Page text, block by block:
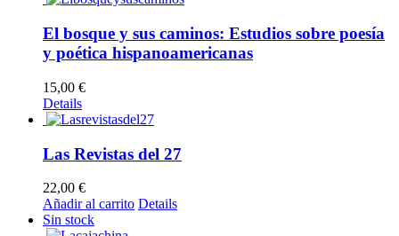
El bosque y sus caminos: Estudios sobre poesía
y poética hispanoamericanas
15,00 €
Details
Las Revistas del 27
22,00 €
Añadir al carrito Details
Sin stock